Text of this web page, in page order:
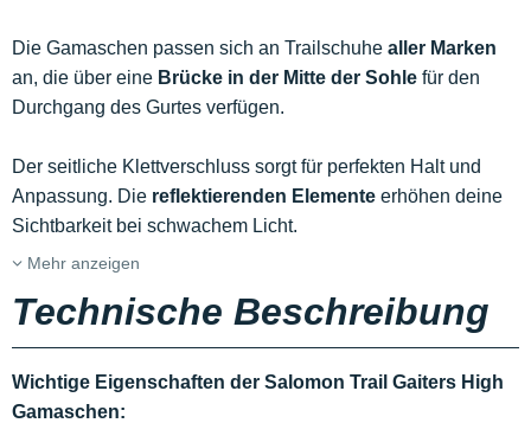
Die Gamaschen passen sich an Trailschuhe aller Marken
an, die über eine Brücke in der Mitte der Sohle für den
Durchgang des Gurtes verfügen.
Der seitliche Klettverschluss sorgt für perfekten Halt und
Anpassung. Die reflektierenden Elemente erhöhen deine
Sichtbarkeit bei schwachem Licht.
Mehr anzeigen
Technische Beschreibung
Wichtige Eigenschaften der Salomon Trail Gaiters High
Gamaschen: